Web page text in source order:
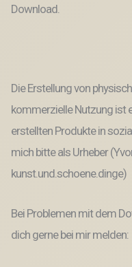
für
Download.
Die Erstellung von
kommerzielle Nutzung ist
erstellten Produkte in
mich bitte als Urheber
kunst.und.schoene.dinge)
Bei Problemen mit dem
dich gerne bei mir melden: